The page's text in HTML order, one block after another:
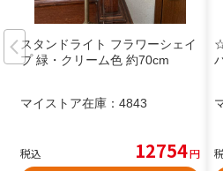
スタンドライト フラワーシェイ
プ 緑・クリーム色 約70cm
マイストア在庫： 4843
税込 12754円